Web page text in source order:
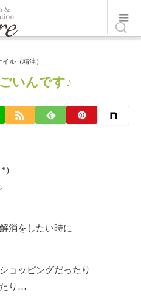
ルオイル（精油）
リラクゼーション
ル（精油）
いんです♪
*)
消をしたい時に
ョッピングだったり
たり…